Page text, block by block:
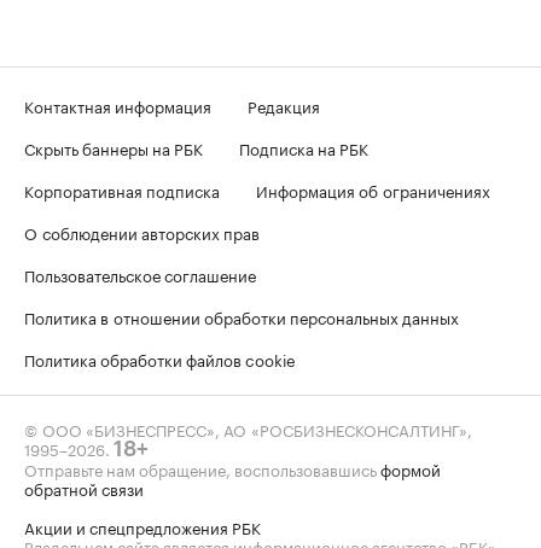
Контактная информация
Редакция
Скрыть баннеры на РБК
Подписка на РБК
Корпоративная подписка
Информация об ограничениях
О соблюдении авторских прав
Пользовательское соглашение
Политика в отношении обработки персональных данных
Политика обработки файлов cookie
© ООО «БИЗНЕСПРЕСС», АО «РОСБИЗНЕСКОНСАЛТИНГ»,
1995–2026. 18+
Отправьте нам обращение, воспользовавшисьформой
обратной связи
Акции и спецпредложения РБК